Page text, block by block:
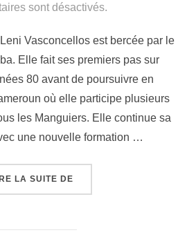
sont désactivés.
Vasconcellos est bercée par le
Elle fait ses premiers pas sur
80 avant de poursuivre en
où elle participe plusieurs
les Manguiers. Elle continue sa
une nouvelle formation …
LA SUITE DE